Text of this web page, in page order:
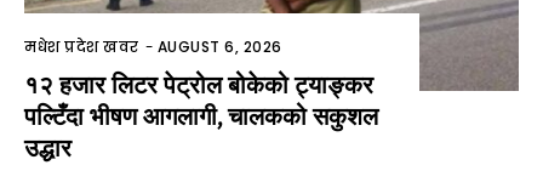
मधेश प्रदेश खवर - AUGUST 6, 2026
१२ हजार लिटर पेट्रोल बोकेको ट्याङ्कर
पल्टिँदा भीषण आगलागी, चालकको सकुशल
उद्धार